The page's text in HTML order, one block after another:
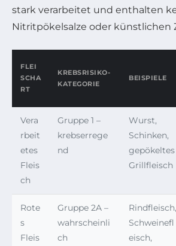
stark verarbeitet und enthalten
Nitritpökelsalze oder künstlichen
FLEI
SCHA
RT
KREBSRISIKO-
KATEGORIE
BEISPIELE
Vera
rbeit
etes
Fleis
ch
Gruppe 1 –
krebserrege
nd
Wurst,
Schinken,
gepökeltes
Grillfleisch
Rote
s
Fleis
Gruppe 2A –
wahrscheinli
ch
Rindfleisch,
Schweinefl
eisch,